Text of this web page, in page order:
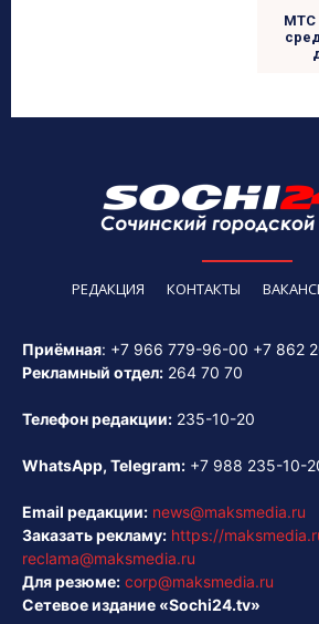
МТС
РЕДАКЦИЯ КОНТАКТЫ
Приёмная: +7 966 779-96-00 +7 862
Рекламный отдел: 264 70 70
Телефон редакции: 235-10-20
WhatsApp, Telegram: +7 988 235-10-
Email редакции: news@maksmedia.ru
Заказать рекламу: https://
reclama@maksmedia.ru
Для резюме: corp@maksmedia.ru
Сетевое издание «Sochi24.tv»